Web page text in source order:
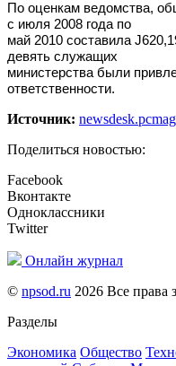
По оценкам ведомства,
с июля 2008 года по
май 2010 составила
девять служащих
министерства были
ответственности.
Источник:
Поделиться новостью:
Facebook
Вконтакте
Одноклассники
Twitter
Онлайн журнал
© npsod.ru 2026 Все
Разделы
Экономика Общество